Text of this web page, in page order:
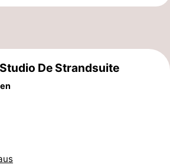
De Strandsuite